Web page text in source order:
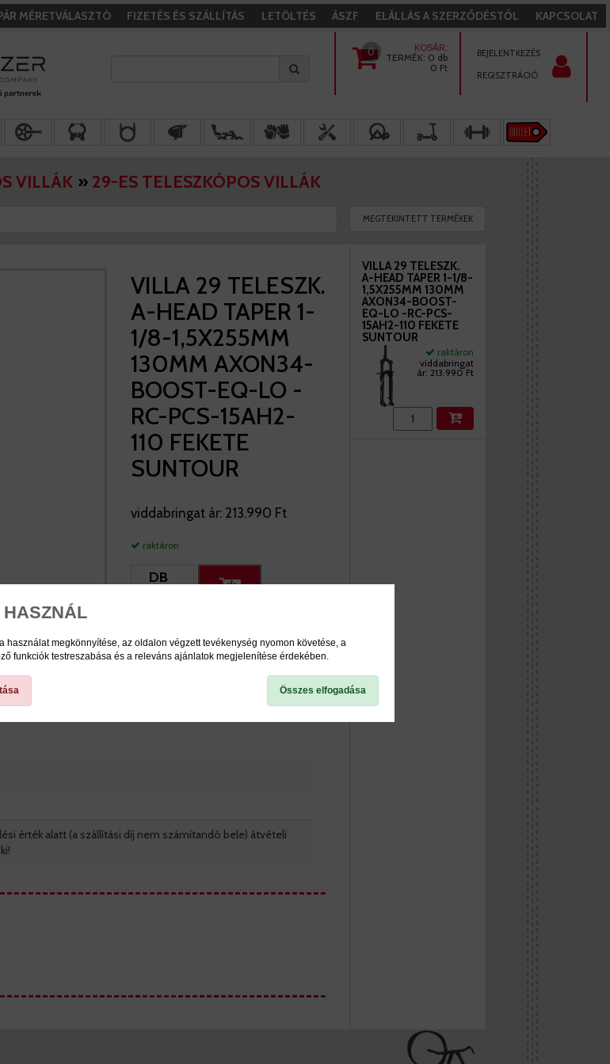
HASZNÁL
megkönnyítése, az oldalon végzett tevékenység nyomon követése, a
funkciók testreszabása és a releváns ajánlatok megjelenítése érdekében.
Összes elfogadása
MÉRETVÁLASZTÓ FIZETÉS ÉS SZÁLLÍTÁS LETÖLTÉS ÁSZF ELÁLLÁS A SZERZŐDÉSTŐL KAPCSOLAT
0
KOSÁR:
TERMÉK: 0 db
0 Ft
BEJELENTKEZÉS
REGISZTRÁCIÓ
VILLÁK » 29-ES TELESZKÓPOS VILLÁK
MEGTEKINTETT TERMÉKEK
VILLA 29 TELESZK.
A-HEAD TAPER 1-
1/8-1,5X255MM
130MM AXON34-
BOOST-EQ-LO -
RC-PCS-15AH2-
110 FEKETE
SUNTOUR
viddabringat ár: 213.990 Ft
raktáron
DB
érték alatt (a szállítási díj nem számítandó bele) átvételi
VILLA 29 TELESZK.
A-HEAD TAPER 1-1/8-
1,5X255MM 130MM
AXON34-BOOST-
EQ-LO -RC-PCS-
15AH2-110 FEKETE
SUNTOUR
raktáron
viddabringat
ár: 213.990 Ft